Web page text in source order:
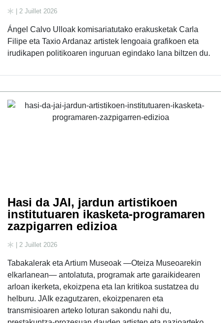
| 2 Juillet 2026
Ángel Calvo Ulloak komisariatutako erakusketak Carla
Filipe eta Taxio Ardanaz artistek lengoaia grafikoen eta
irudikapen politikoaren inguruan egindako lana biltzen du.
Hasi da JAI, jardun artistikoen
institutuaren ikasketa-programaren
zazpigarren edizioa
| 2 Juillet 2026
Tabakalerak eta Artium Museoak —Oteiza Museoarekin
elkarlanean— antolatuta, programak arte garaikidearen
arloan ikerketa, ekoizpena eta lan kritikoa sustatzea du
helburu. JAIk ezagutzaren, ekoizpenaren eta
transmisioaren arteko loturan sakondu nahi du,